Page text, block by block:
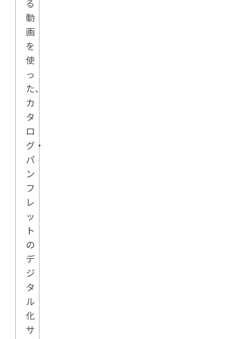
る
動
画
を
使
っ
た、
カ
タ
ロ
グ・
パ
ン
フ
レ
ッ
ト
の
デ
ジ
タ
ル
化
サ